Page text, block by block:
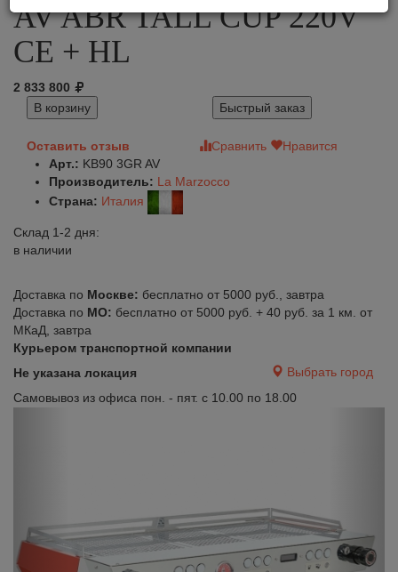
AV ABR TALL CUP 220V
CE + HL
2 833 800
В корзину
Быстрый заказ
Оставить отзыв Сравнить
Нравится
Арт.: KB90 3GR AV
Производитель: La Marzocco
Страна: Италия
Склад 1-2 дня:
в наличии
Доставка по Москве: бесплатно от 5000 руб., завтра
Доставка по МО: бесплатно от 5000 руб. + 40 руб. за 1 км. от
МКаД, завтра
Курьером транспортной компании
Не указана локация
Выбрать город
Самовывоз из офиса пон. - пят. с 10.00 по 18.00